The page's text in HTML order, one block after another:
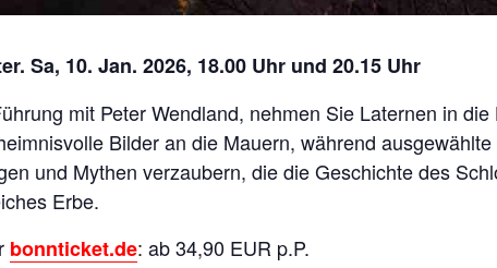
Sa, 10. Jan. 2026, 18.00 Uhr und 20.15 Uhr
mit Peter Wendland, nehmen Sie Laternen in
Bilder an die Mauern, während
und Mythen verzaubern, die die Geschichte des
Erbe.
bonnticket.de: ab 34,90 EUR p.P.